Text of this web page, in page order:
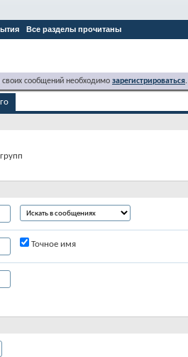
Все разделы прочитаны
сообщений необходимо зарегистрироваться
Точное имя